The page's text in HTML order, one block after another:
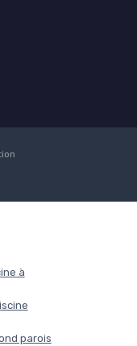
à
parois